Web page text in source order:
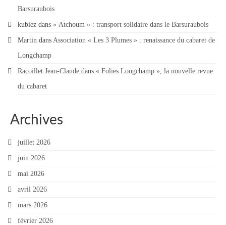
Barsuraubois
kubiez dans « Atchoum » : transport solidaire dans le Barsuraubois
Martin dans Association « Les 3 Plumes » : renaissance du cabaret de
Longchamp
Racoillet Jean-Claude dans « Folies Longchamp », la nouvelle revue
du cabaret
Archives
juillet 2026
juin 2026
mai 2026
avril 2026
mars 2026
février 2026